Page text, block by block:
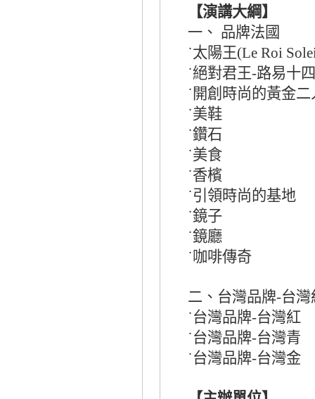
【演講大綱】
一、 品牌法國
˙太陽王(Le Roi
˙絕對君王-路易十四
˙開創時尚的黃金
˙美鞋
˙鑽石
˙美食
˙香檳
˙引領時尚的基地
˙鏡子
˙鏡廳
˙咖啡傳奇
二、台灣品牌-台灣
˙台灣品牌-台灣紅
˙台灣品牌-台灣青
˙台灣品牌-台灣金